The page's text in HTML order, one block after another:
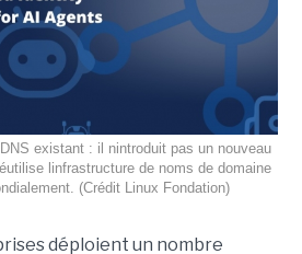
existant : il nintroduit pas un nouveau
linfrastructure de noms de domaine
(Crédit Linux Fondation)
déploient un nombre